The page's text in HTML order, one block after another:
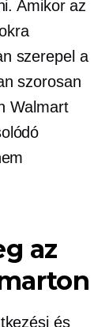
Amikor az
szerepel a
szorosan
Walmart
az
és